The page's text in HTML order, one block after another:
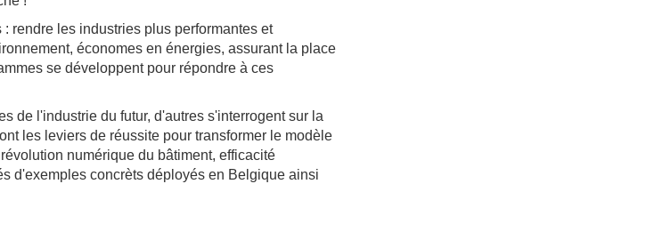
rendre les industries plus performantes et
économes en énergies, assurant la place
se développent pour répondre à ces
de l'industrie du futur, d'autres s'interrogent sur la
les leviers de réussite pour transformer le modèle
numérique du bâtiment, efficacité
d'exemples concrèts déployés en Belgique ainsi